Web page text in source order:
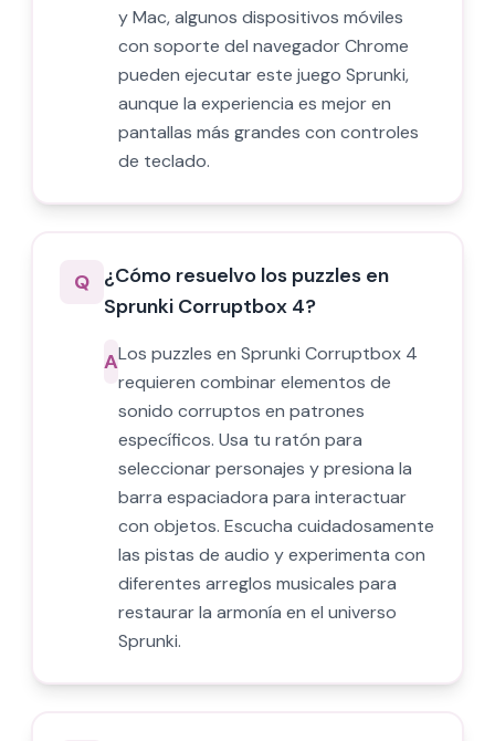
y Mac, algunos dispositivos móviles
con soporte del navegador Chrome
pueden ejecutar este juego Sprunki,
aunque la experiencia es mejor en
pantallas más grandes con controles
de teclado.
Q ¿Cómo resuelvo los puzzles en
Sprunki Corruptbox 4?
ALos puzzles en Sprunki Corruptbox 4
requieren combinar elementos de
sonido corruptos en patrones
específicos. Usa tu ratón para
seleccionar personajes y presiona la
barra espaciadora para interactuar
con objetos. Escucha cuidadosamente
las pistas de audio y experimenta con
diferentes arreglos musicales para
restaurar la armonía en el universo
Sprunki.